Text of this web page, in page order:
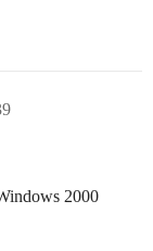
2000